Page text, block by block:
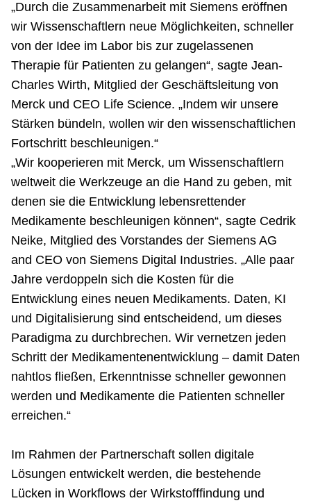
„Durch die Zusammenarbeit mit Siemens eröffnen
wir Wissenschaftlern neue Möglichkeiten, schneller
von der Idee im Labor bis zur zugelassenen
Therapie für Patienten zu gelangen“, sagte Jean-
Charles Wirth, Mitglied der Geschäftsleitung von
Merck und CEO Life Science. „Indem wir unsere
Stärken bündeln, wollen wir den wissenschaftlichen
Fortschritt beschleunigen.“
„Wir kooperieren mit Merck, um Wissenschaftlern
weltweit die Werkzeuge an die Hand zu geben, mit
denen sie die Entwicklung lebensrettender
Medikamente beschleunigen können“, sagte Cedrik
Neike, Mitglied des Vorstandes der Siemens AG
and CEO von Siemens Digital Industries. „Alle paar
Jahre verdoppeln sich die Kosten für die
Entwicklung eines neuen Medikaments. Daten, KI
und Digitalisierung sind entscheidend, um dieses
Paradigma zu durchbrechen. Wir vernetzen jeden
Schritt der Medikamentenentwicklung – damit Daten
nahtlos fließen, Erkenntnisse schneller gewonnen
werden und Medikamente die Patienten schneller
erreichen.“
Im Rahmen der Partnerschaft sollen digitale
Lösungen entwickelt werden, die bestehende
Lücken in Workflows der Wirkstofffindung und